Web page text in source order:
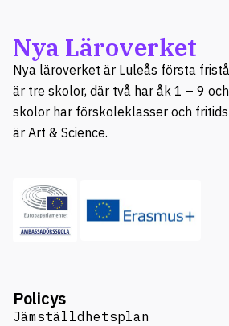
Nya Läroverket
Nya läroverket är Luleås första
är tre skolor, där två har åk 1 – 9
skolor har förskoleklasser och
är Art & Science.
Policys
Jämställdhetsplan